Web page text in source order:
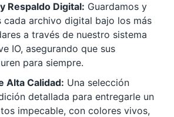
Respaldo Digital: Guardamos y
cada archivo digital bajo los más
a través de nuestro sistema
IO, asegurando que sus
para siempre.
Alta Calidad: Una selección
detallada para entregarle un
impecable, con colores vivos,